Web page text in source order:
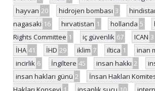
hayvan 20 hidrojen bombası 3
nagasaki 16 hırvatistan 1 hollanda 5
Rights Committee 1 iç güvenlik 67 ICAN 3
İHA 41 İHD 29 iklim 7 iltica 1 inan
incirlik 6 İngiltere 45 insan hakkı 2
insan hakları günü 2 İnsan Hakları